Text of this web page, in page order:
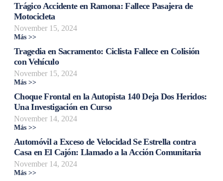
Trágico Accidente en Ramona: Fallece Pasajera de
Motocicleta
November 15, 2024
Más >>
Tragedia en Sacramento: Ciclista Fallece en Colisión
con Vehículo
November 15, 2024
Más >>
Choque Frontal en la Autopista 140 Deja Dos Heridos:
Una Investigación en Curso
November 14, 2024
Más >>
Automóvil a Exceso de Velocidad Se Estrella contra
Casa en El Cajón: Llamado a la Acción Comunitaria
November 14, 2024
Más >>